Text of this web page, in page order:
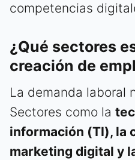
competencias
¿Qué sectores
creación de
La demanda laboral
Sectores como la
información (TI), la
marketing digital y